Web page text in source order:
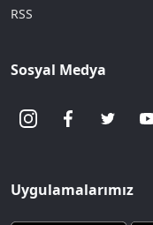
RSS
Sosyal Medya
Uygulamalarımız